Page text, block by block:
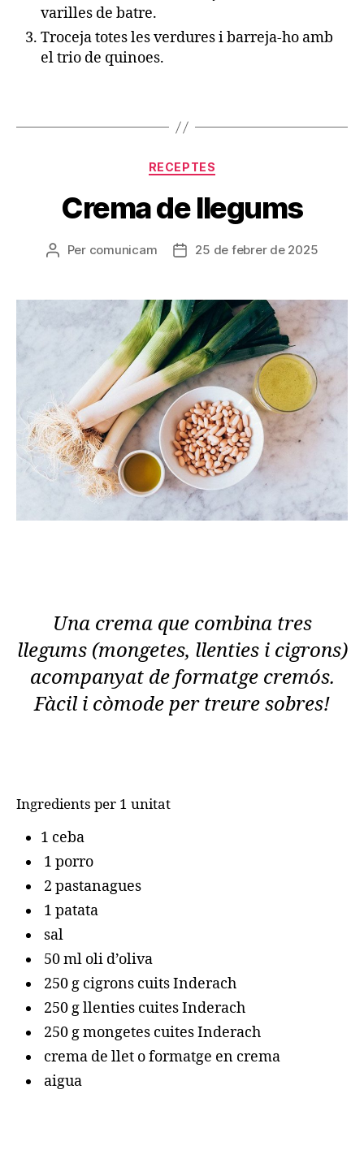
varilles de batre.
Troceja totes les verdures i barreja-ho amb
el trio de quinoes.
Categories
RECEPTES
Crema de llegums
Autor
Per comunicam
Data25 de febrer de 2025
Una crema que combina tres
llegums (mongetes, llenties i cigrons)
acompanyat de formatge cremós.
Fàcil i còmode per treure sobres!
Ingredients per 1 unitat
1 ceba
1 porro
2 pastanagues
1 patata
sal
50 ml oli d’oliva
250 g cigrons cuits Inderach
250 g llenties cuites Inderach
250 g mongetes cuites Inderach
crema de llet o formatge en crema
aigua